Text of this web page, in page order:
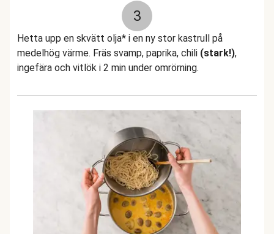
3
Hetta upp en skvätt olja* i en ny stor kastrull på
medelhög värme. Fräs svamp, paprika, chili (stark!),
ingefära och vitlök i 2 min under omrörning.